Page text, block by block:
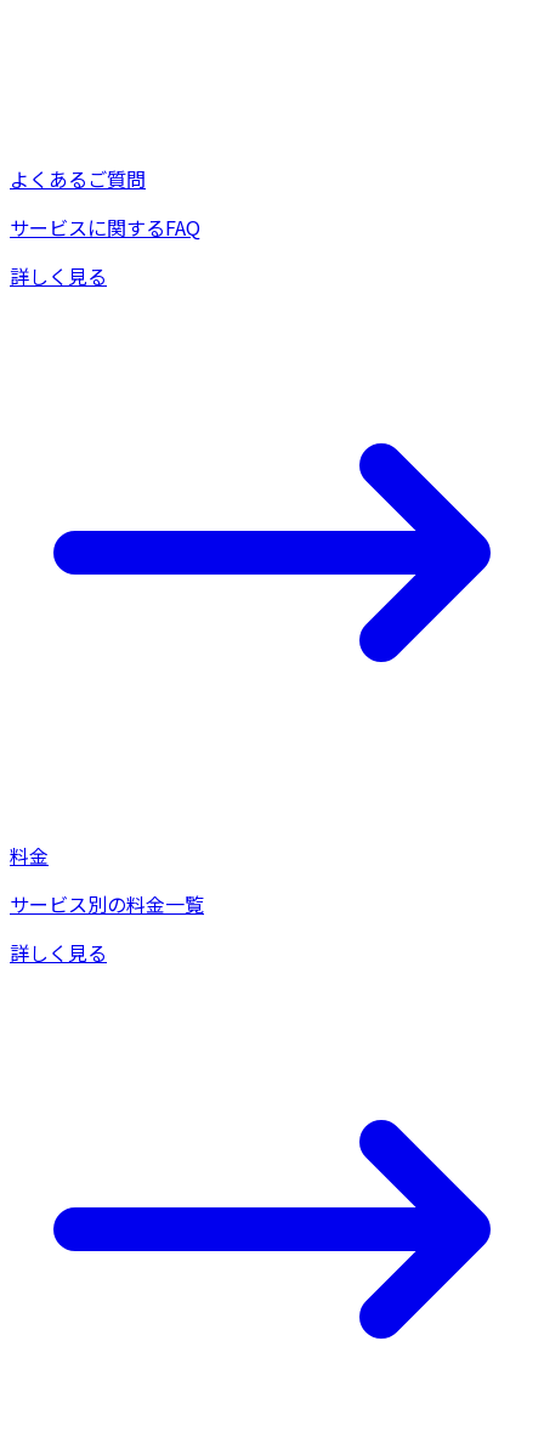
よくあるご質問
サービスに関するFAQ
詳しく見る
料金
サービス別の料金一覧
詳しく見る